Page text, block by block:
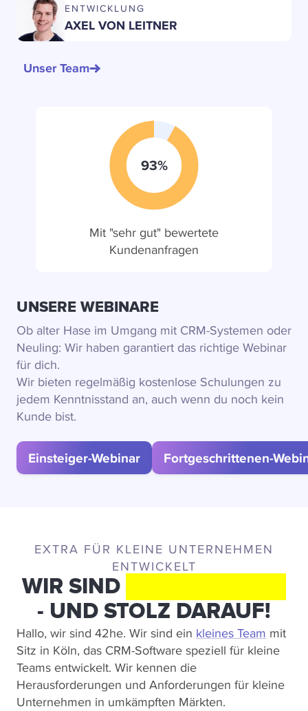
ENTWICKLUNG
AXEL VON LEITNER
Unser Team
93%
Mit "sehr gut" bewertete
Kundenanfragen
UNSERE WEBINARE
Ob alter Hase im Umgang mit CRM-Systemen oder
Neuling: Wir haben garantiert das richtige Webinar
für dich.
Wir bieten regelmäßig kostenlose Schulungen zu
jedem Kenntnisstand an, auch wenn du noch kein
Kunde bist.
Einsteiger-Webinar Fortgeschrittenen-
EXTRA FÜR KLEINE UNTERNEHMEN
ENTWICKELT
WIR SIND
- UND STOLZ DARAUF!
Hallo, wir sind 42he. Wir sind ein kleines Team mit
Sitz in Köln, das CRM-Software speziell für kleine
Teams entwickelt. Wir kennen die
Herausforderungen und Anforderungen für kleine
Unternehmen in umkämpften Märkten.